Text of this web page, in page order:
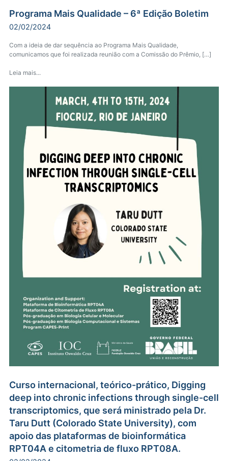
Programa Mais Qualidade – 6ª Edição Boletim
02/02/2024
Com a ideia de dar sequência ao Programa Mais Qualidade,
comunicamos que foi realizada reunião com a Comissão do Prêmio, […]
Leia mais...
Curso internacional, teórico-prático, Digging
deep into chronic infections through single-cell
transcriptomics, que será ministrado pela Dr.
Taru Dutt (Colorado State University), com
apoio das plataformas de bioinformática
RPT04A e citometria de fluxo RPT08A.